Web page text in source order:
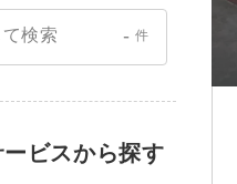
検索 - 件
ビスから探す